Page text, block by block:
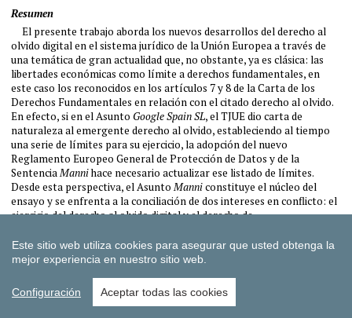
Este sitio web utiliza cookies para asegurar que usted obtenga la
mejor experiencia en nuestro sitio web.
Configuración Aceptar todas las cookies